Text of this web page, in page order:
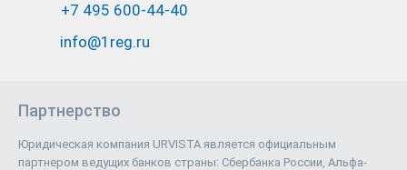
+7 495 600-44-40
info@1reg.ru
Партнерство
Юридическая компания URVISTA является официальным
партнером ведущих банков страны: Сбербанка России, Альфа-